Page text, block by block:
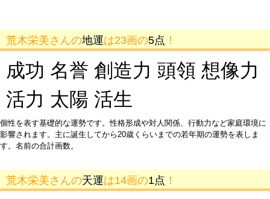
荒木栄美さんの地運は23画の5点 ！
成功 名誉 創造力 頭領 想像力
活力 太陽 活生
個性を表す基礎的な運勢です。性格形成や対人関係、行動力など家庭環境に
影響されます。主に誕生してから20歳くらいまでの若年期の運勢を表しま
す。名前の合計画数。
荒木栄美さんの天運は14画の1点 ！